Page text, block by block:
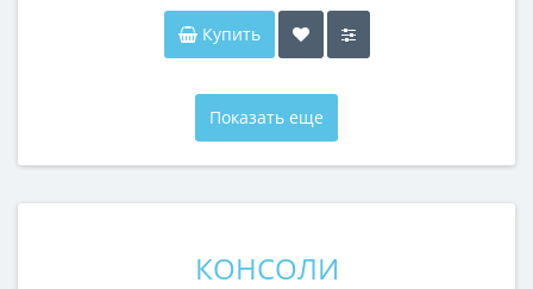
Купить
Показать еще
КОНСОЛИ